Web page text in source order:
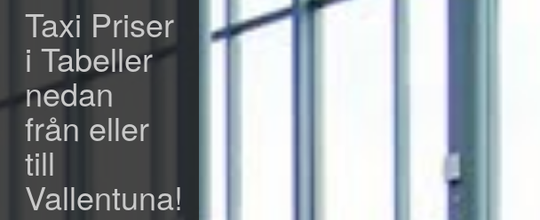
Taxi Priser
i Tabeller
nedan
från eller
till
Vallentuna!